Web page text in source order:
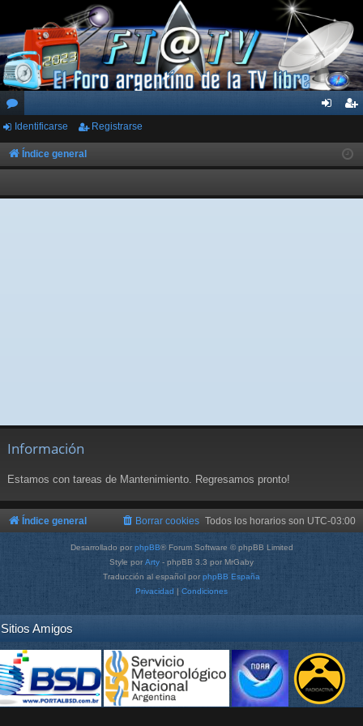
or
os
ar
ist
rs
Identificarse Registrarse
Índice general
Información
Estamos con tareas de Mantenimiento. Regresamos pronto!
Índice general Todos los horarios son UTC-03:00
Borrar cookies
Desarrollado por phpBB® Forum Software © phpBB Limited
Style por Arty - phpBB 3.3 por MrGaby
Traducción al español por phpBB España
Privacidad | Condiciones
Sitios Amigos